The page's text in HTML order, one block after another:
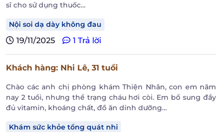
sĩ cho sử dụng thuốc…
Nội soi dạ dày không đau
19/11/2025 1 Trả lời
Khách hàng: Nhi Lê, 31 tuổi
Chào các anh chị phòng khám Thiện Nhân, con em năm
nay 2 tuổi, nhưng thể trạng cháu hơi còi. Em bổ sung đầy
đủ vitamin, khoáng chất, đồ ăn dinh dưỡng…
Khám sức khỏe tổng quát nhi